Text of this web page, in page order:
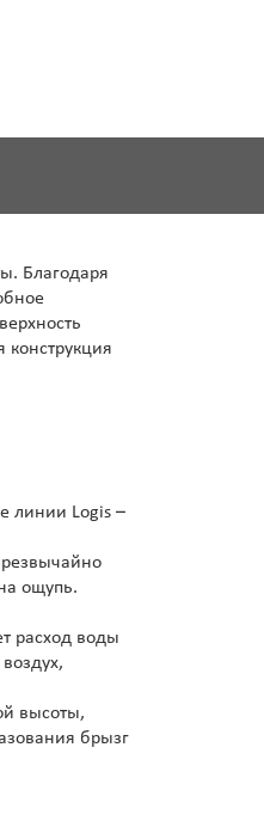
Благодаря
конструкция
линии Logis –
ощупь.
расход воды
высоты,
брызг